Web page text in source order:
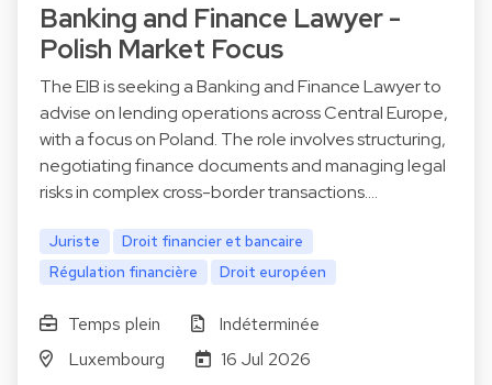
Banking and Finance Lawyer -
Polish Market Focus
The EIB is seeking a Banking and Finance Lawyer to
advise on lending operations across Central Europe,
with a focus on Poland. The role involves structuring,
negotiating finance documents and managing legal
risks in complex cross-border transactions.…
Juriste
Droit financier et bancaire
Régulation financière
Droit européen
Temps plein
Indéterminée
Luxembourg
16 Jul 2026